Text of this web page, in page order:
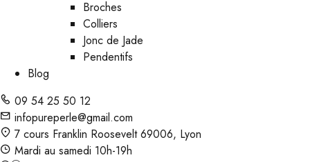
Broches
Colliers
Jonc de Jade
Pendentifs
Blog
09 54 25 50 12
infopureperle@gmail.com
7 cours Franklin Roosevelt 69006, Lyon
Mardi au samedi 10h-19h